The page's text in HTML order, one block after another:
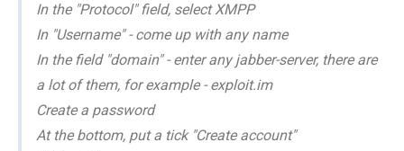
In the "Protocol" field, select XMPP
In "Username" - come up with any name
In the field "domain" - enter any jabber-server, there are
a lot of them, for example - exploit.im
Create a password
At the bottom, put a tick "Create account"